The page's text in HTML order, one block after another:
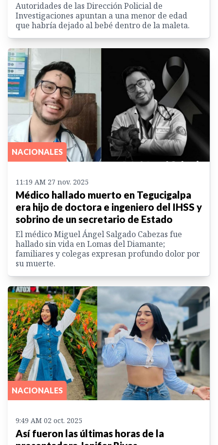
Autoridades de las Dirección Policial de
Investigaciones apuntan a una menor de edad
que habría dejado al bebé dentro de la maleta.
NACIONALES
11:19 AM 27 nov. 2025
Médico hallado muerto en Tegucigalpa
era hijo de doctora e ingeniero del IHSS y
sobrino de un secretario de Estado
El médico Miguel Ángel Salgado Cabezas fue
hallado sin vida en Lomas del Diamante;
familiares y colegas expresan profundo dolor por
su muerte.
NACIONALES
9:49 AM 02 oct. 2025
Así fueron las últimas horas de la